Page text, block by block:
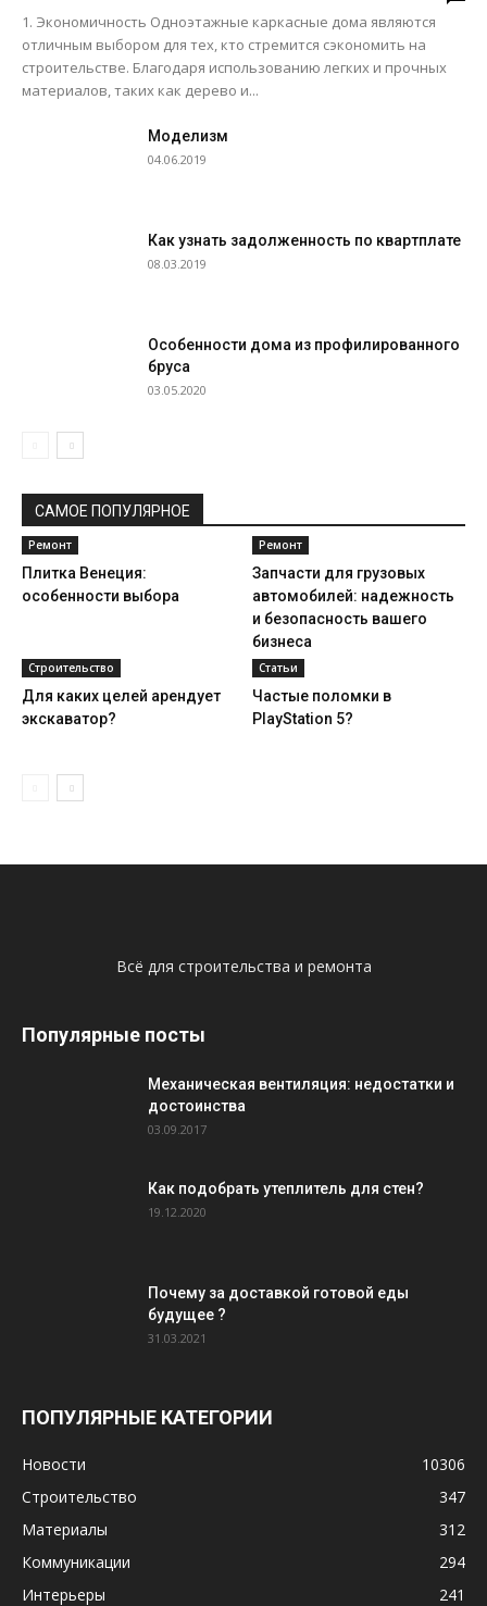
1. Экономичность Одноэтажные каркасные дома являются
отличным выбором для тех, кто стремится сэкономить на
строительстве. Благодаря использованию легких и прочных
материалов, таких как дерево и...
Моделизм
04.06.2019
Как узнать задолженность по квартплате
08.03.2019
Особенности дома из профилированного
бруса
03.05.2020
САМОЕ ПОПУЛЯРНОЕ
Ремонт
Плитка Венеция:
особенности выбора
Ремонт
Запчасти для грузовых
автомобилей: надежность
и безопасность вашего
бизнеса
Строительство
Для каких целей арендует
экскаватор?
Статьи
Частые поломки в
PlayStation 5?
Всё для строительства и ремонта
Популярные посты
Механическая вентиляция: недостатки и
достоинства
03.09.2017
Как подобрать утеплитель для стен?
19.12.2020
Почему за доставкой готовой еды
будущее ?
31.03.2021
ПОПУЛЯРНЫЕ КАТЕГОРИИ
Новости
10306
Строительство
347
Материалы
312
Коммуникации
294
Интерьеры
241